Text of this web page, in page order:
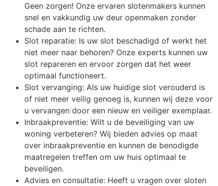
Geen zorgen! Onze ervaren slotenmakers kunnen
snel en vakkundig uw deur openmaken zonder
schade aan te richten.
Slot reparatie: Is uw slot beschadigd of werkt het
niet meer naar behoren? Onze experts kunnen uw
slot repareren en ervoor zorgen dat het weer
optimaal functioneert.
Slot vervanging: Als uw huidige slot verouderd is
of niet meer veilig genoeg is, kunnen wij deze voor
u vervangen door een nieuw en veiliger exemplaar.
Inbraakpreventie: Wilt u de beveiliging van uw
woning verbeteren? Wij bieden advies op maat
over inbraakpreventie en kunnen de benodigde
maatregelen treffen om uw huis optimaal te
beveiligen.
Advies en consultatie: Heeft u vragen over sloten